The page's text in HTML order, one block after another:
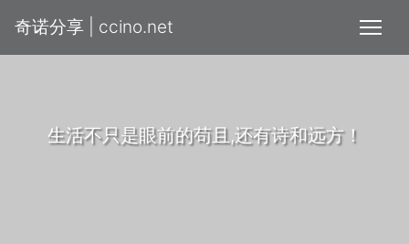
奇诺分享 | ccino.net
生活不只是眼前的苟且,还有诗和远方！